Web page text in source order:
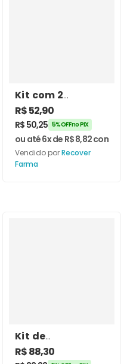
Kit com 2
unidades de
Ioimbina
(Yohimbine) 5mg
60 Cápsulas –
Recover Farma
R$52,90
R$ 50,25 5% OFF no PIX
ou até 6x de R$8,82com
Vendido porRecover
Farma
Kit de
Suplementos
Força e Energia:
R$88,30